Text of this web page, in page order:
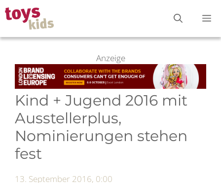
Zum
Inhalt
springen
Anzeige
Kind + Jugend 2016 mit
Ausstellerplus,
Nominierungen stehen
fest
13. September 2016, 0:00